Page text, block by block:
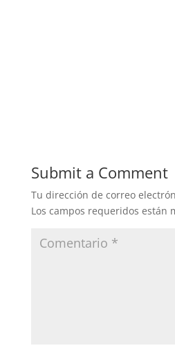
Submit a Comment
Tu dirección de correo
Los campos requeridos están